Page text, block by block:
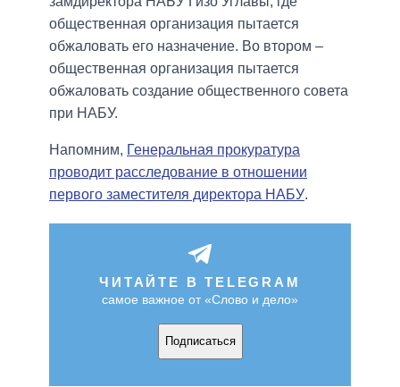
общественная организация пытается
обжаловать его назначение. Во втором –
общественная организация пытается
обжаловать создание общественного совета
при НАБУ.
Напомним, Генеральная прокуратура
проводит расследование в отношении
первого заместителя директора НАБУ.
ЧИТАЙТЕ В TELEGRAM
самое важное от «Слово и дело»
Подписаться